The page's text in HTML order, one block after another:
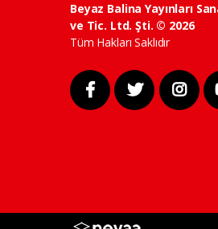
Beyaz Balina Yayınları
ve Tic. Ltd. Şti. © 2026
Tüm Hakları Saklıdır